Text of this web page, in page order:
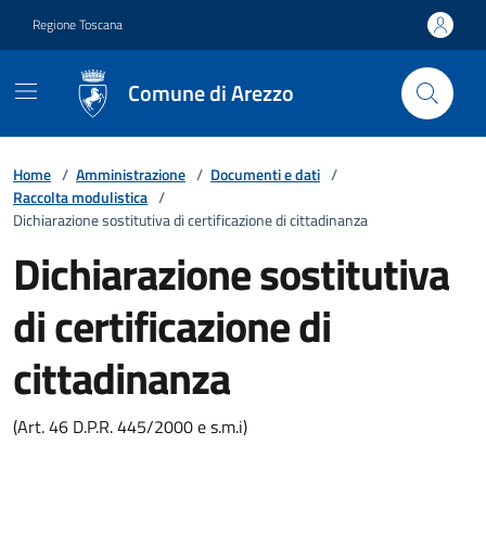
Regione Toscana
Comune di Arezzo
Home / Amministrazione / Documenti e dati /
Raccolta modulistica /
Dichiarazione sostitutiva di certificazione di cittadinanza
Dichiarazione sostitutiva
di certificazione di
cittadinanza
(Art. 46 D.P.R. 445/2000 e s.m.i)